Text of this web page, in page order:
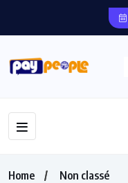
Home
Non classé